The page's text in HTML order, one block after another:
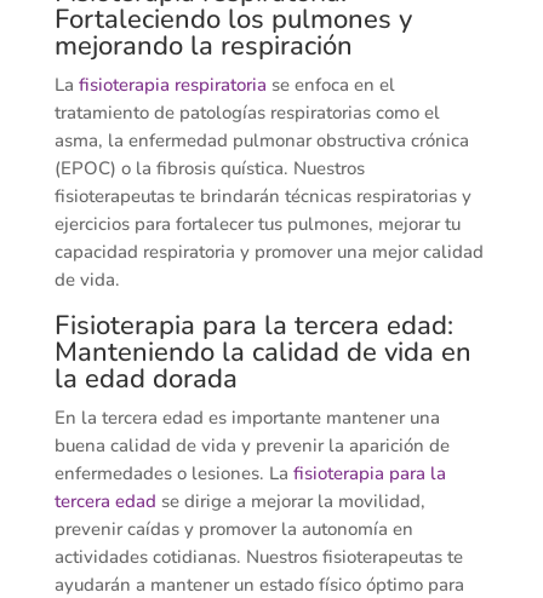
Fortaleciendo los pulmones y
mejorando la respiración
La fisioterapia respiratoria se enfoca en el
tratamiento de patologías respiratorias como el
asma, la enfermedad pulmonar obstructiva crónica
(EPOC) o la fibrosis quística. Nuestros
fisioterapeutas te brindarán técnicas respiratorias y
ejercicios para fortalecer tus pulmones, mejorar tu
capacidad respiratoria y promover una mejor calidad
de vida.
Fisioterapia para la tercera edad:
Manteniendo la calidad de vida en
la edad dorada
En la tercera edad es importante mantener una
buena calidad de vida y prevenir la aparición de
enfermedades o lesiones. La fisioterapia para la
tercera edad se dirige a mejorar la movilidad,
prevenir caídas y promover la autonomía en
actividades cotidianas. Nuestros fisioterapeutas te
ayudarán a mantener un estado físico óptimo para